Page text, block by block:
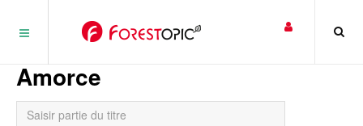
Amorce
Saisir partie du titre